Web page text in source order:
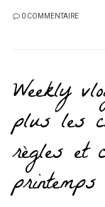
0 COMMENTAIRE
Weekly
plus les
règles et
printemps